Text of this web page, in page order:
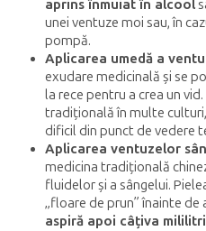
aprins înmuiat în alcool
unei ventuze moi sau, în
pompă.
Aplicarea umedă a
exudare medicinală și se
la rece pentru a crea un
tradițională în multe
dificil din punct de vedere
Aplicarea ventuzelor
medicina tradițională
fluidelor și a sângelui.
„floare de prun” înainte de
aspiră apoi câțiva